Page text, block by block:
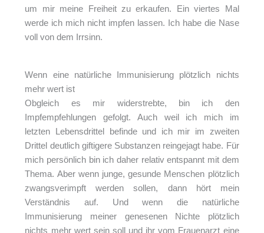
um mir meine Freiheit zu erkaufen. Ein viertes Mal
werde ich mich nicht impfen lassen. Ich habe die Nase
voll von dem Irrsinn.
Wenn eine natürliche Immunisierung plötzlich nichts
mehr wert ist
Obgleich es mir widerstrebte, bin ich den
Impfempfehlungen gefolgt. Auch weil ich mich im
letzten Lebensdrittel befinde und ich mir im zweiten
Drittel deutlich giftigere Substanzen reingejagt habe. Für
mich persönlich bin ich daher relativ entspannt mit dem
Thema. Aber wenn junge, gesunde Menschen plötzlich
zwangsverimpft werden sollen, dann hört mein
Verständnis auf. Und wenn die natürliche
Immunisierung meiner genesenen Nichte plötzlich
nichts mehr wert sein soll und ihr vom Frauenarzt eine